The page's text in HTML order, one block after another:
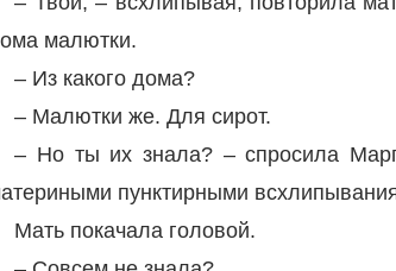
малютки.
– Из какого дома?
– Малютки же. Для сирот.
– Но ты их знала? – спросила
пунктирными
Мать покачала головой.